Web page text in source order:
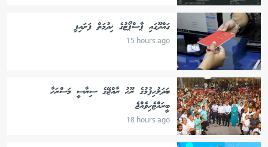
ގައްދޫގައި ޕާސްޕޯޓުގެ ޚިދުމަތް ފަށައިފި
15 hours ago
ބަދަލުހިފުމުގެ ރޫޙު ރާއްޖޭގެ ސިޔާސީ މަސްރަހާ
ބީރައްޓެހިވެއްޖެ
18 hours ago